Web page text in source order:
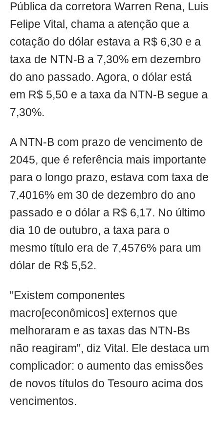
Pública da corretora Warren Rena, Luis
Felipe Vital, chama a atenção que a
cotação do dólar estava a R$ 6,30 e a
taxa de NTN-B a 7,30% em dezembro
do ano passado. Agora, o dólar está
em R$ 5,50 e a taxa da NTN-B segue a
7,30%.
A NTN-B com prazo de vencimento de
2045, que é referência mais importante
para o longo prazo, estava com taxa de
7,4016% em 30 de dezembro do ano
passado e o dólar a R$ 6,17. No último
dia 10 de outubro, a taxa para o
mesmo título era de 7,4576% para um
dólar de R$ 5,52.
"Existem componentes
macro[econômicos] externos que
melhoraram e as taxas das NTN-Bs
não reagiram", diz Vital. Ele destaca um
complicador: o aumento das emissões
de novos títulos do Tesouro acima dos
vencimentos.